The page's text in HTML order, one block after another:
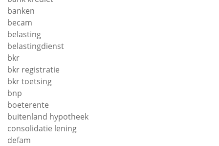
banken
becam
belasting
belastingdienst
bkr
bkr registratie
bkr toetsing
bnp
boeterente
buitenland hypotheek
consolidatie lening
defam